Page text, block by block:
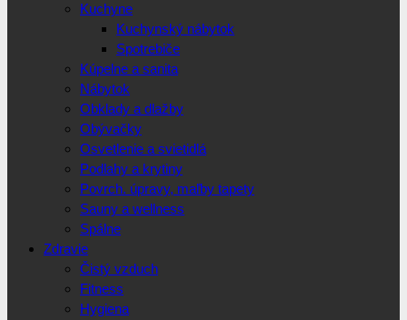
Kuchyne
Kuchynský nábytok
Spotrebiče
Kúpelne a sanita
Nábytok
Obklady a dlažby
Obývačky
Osvetlenie a svietidlá
Podlahy a krytiny
Povrch. úpravy, maľby tapety
Sauny a wellness
Spálne
Zdravie
Čistý vzduch
Fitness
Hygiena